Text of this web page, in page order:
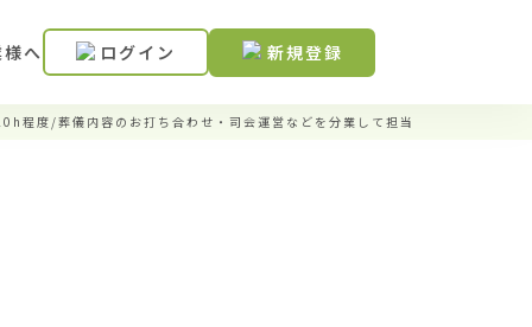
へ ログイン 新規登録
程度/葬儀内容のお打ち合わせ・司会運営などを分業して担当